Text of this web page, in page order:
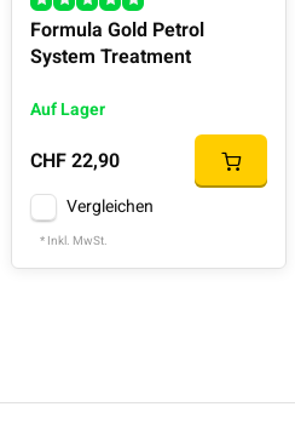
Formula Gold Petrol
System Treatment
Auf Lager
CHF 22,90
Vergleichen
* Inkl. MwSt.